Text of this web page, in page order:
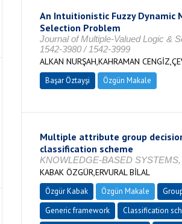
An Intuitionistic Fuzzy Dynamic
Selection Problem
Journal of Multiple-Valued Logic &
1542-3980 / 1542-3999
ALKAN NURŞAH,KAHRAMAN
Başar Öztayşi Özgün Makale
Multiple attribute group
classification scheme
KNOWLEDGE-BASED
KABAK ÖZGÜR,ERVURAL BİLAL
Özgür Kabak Özgün Makale
Generic framework
Classification